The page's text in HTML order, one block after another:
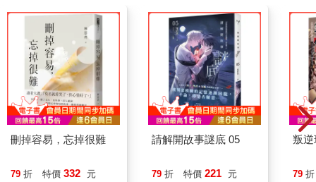
刪掉容易，忘掉很難
79 折 特價 332 元
請解開故事謎底 05
79 折 特價 221 元
叛逆
79 折